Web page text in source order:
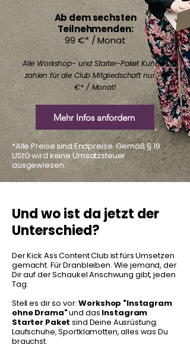
Ab dem sechsten
Teilnehmenden:
99 €* / Monat
Alle Workshop- und Starter-Paket Kunden
zahlen für die Club Mitgliedschaft nur 79
€* / Monat!
Mehr Infos anfordern
*Alle Preise sind Endpreise. Gemäß § 19
UStG wird keine Umsatzsteuer
ausgewiesen.
Und wo ist da jetzt der
Unterschied?
Der Kick Ass Content Club ist fürs Umsetzen
gemacht. Für Dranbleiben. Wie jemand, der
Dir auf der Schaukel Anschwung gibt, jeden
Tag.
Stell es dir so vor:Workshop "Instagram
ohne Drama"und das Instagram
Starter Paket sind Deine Ausrüstung:
Laufschuhe, Sportklamotten, alles was Du
brauchst.